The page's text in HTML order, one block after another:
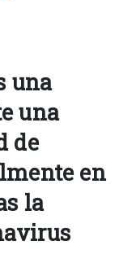
una
una
de
en
la